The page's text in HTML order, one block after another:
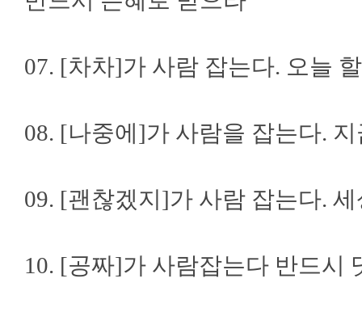
07. [차차]가 사람 잡는다. 오늘
08. [나중에]가 사람을 잡는다.
09. [괜찮겠지]가 사람 잡는다.
10. [공짜]가 사람잡는다 반드시